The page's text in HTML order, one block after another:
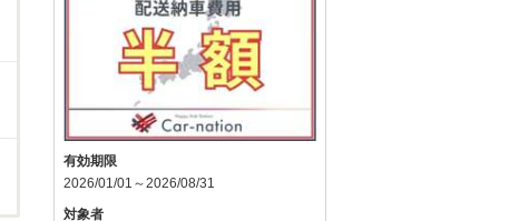
有効期限
2026/01/01～2026/08/31
対象者